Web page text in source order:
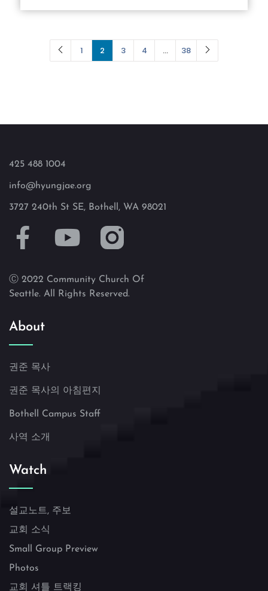
1 2 3 4 … 38
425 488 1004
info@hyungjae.org
3727 240th St SE, Bothell, WA 98021
Ⓒ 2022 Community Church Of
Seattle. All Rights Reserved.
About
권준 목사
권준 목사의 아침편지
Bothell Campus Staff
사역 소개
Watch
설교노트, 주보
교회 소식
Small Group Preview
Photos
교회 셔틀 트랙킹